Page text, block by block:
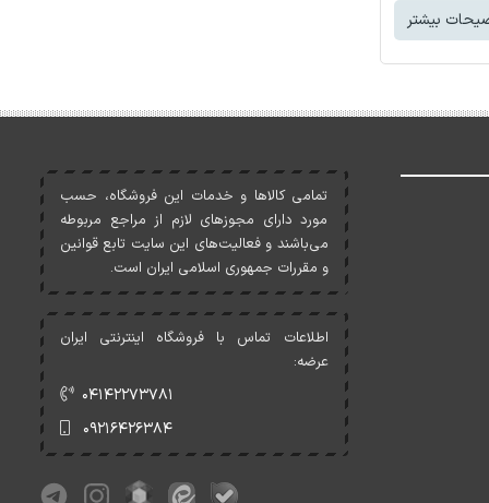
بیشتر
تمامی کالاها و خدمات اين فروشگاه، حسب
مورد دارای مجوزهای لازم از مراجع مربوطه
می‌باشند و فعاليت‌های اين سايت تابع قوانين
و مقررات جمهوری اسلامی ايران است.
اطلاعات تماس با فروشگاه اینترنتی ایران
عرضه:
۰۴۱۴۲۲۷۳۷۸۱
۰۹۲۱۶۴۲۶۳۸۴